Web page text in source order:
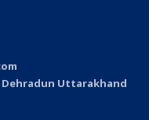
Dehradun Uttarakhand